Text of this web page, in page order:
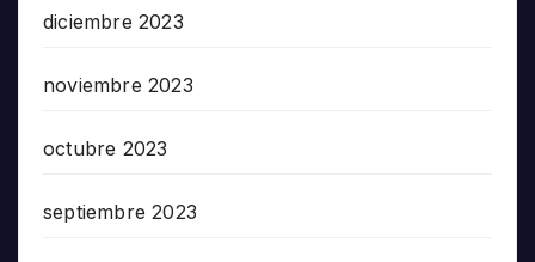
diciembre 2023
noviembre 2023
octubre 2023
septiembre 2023